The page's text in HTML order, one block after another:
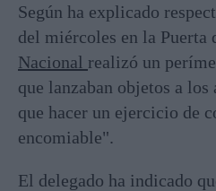
Según ha explicado
del miércoles en la Puerta
Nacional realizó un
que lanzaban objetos a
que hacer un ejercicio de
encomiable".
El delegado ha indicado